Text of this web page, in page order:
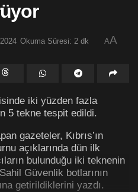
Okuma Süresi: 2 dk AA
iki yüzden fazla
5 tekne tespit edildi.
gazeteler, Kıbrıs’ın
açıklarında dün ilk
bulunduğu iki teknenin
Güvenlik botlarının
getirildiklerini yazdı.